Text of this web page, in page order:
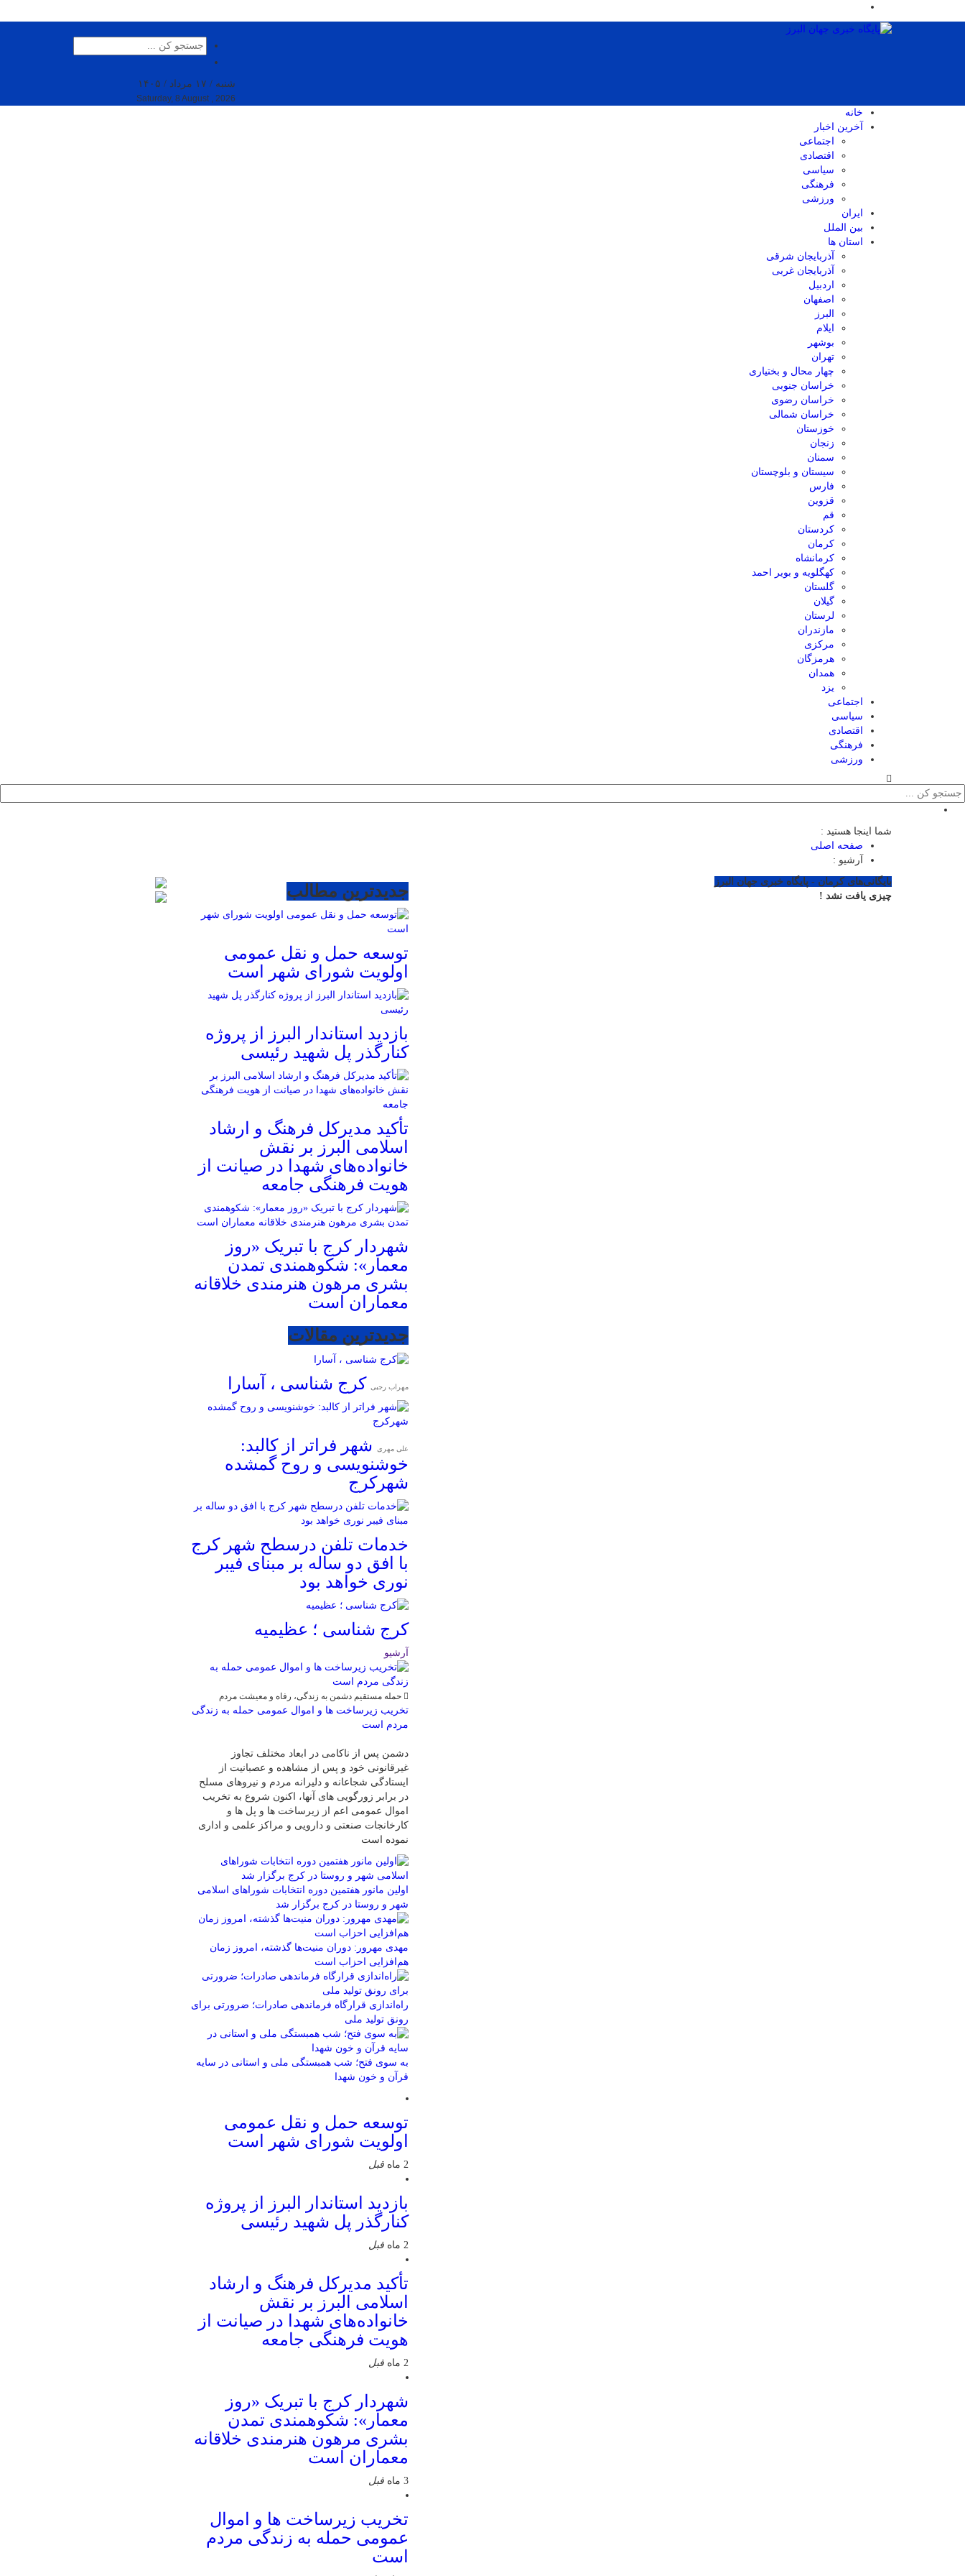
شنبه / ۱۷ مرداد / ۱۴۰۵
Saturday, 8 August , 2026
خانه
آخرین اخبار
اجتماعی
اقتصادی
سیاسی
فرهنگی
ورزشی
ایران
بین الملل
استان ها
آذربایجان شرقی
آذربایجان غربی
اردبیل
اصفهان
البرز
ایلام
بوشهر
تهران
چهار محال و بختیاری
خراسان جنوبی
خراسان رضوی
خراسان شمالی
خوزستان
زنجان
سمنان
سیستان و بلوچستان
فارس
قزوین
قم
کردستان
کرمان
کرمانشاه
کهگلویه و بویر احمد
گلستان
گیلان
لرستان
مازندران
مرکزی
هرمزگان
همدان
یزد
اجتماعی
سیاسی
اقتصادی
فرهنگی
ورزشی
شما اینجا هستید :
صفحه اصلی
آرشیو :
بایگانی‌های کرمان - پایگاه خبری جهان البرز
چیزی یافت نشد !
جدیدترین مطالب
توسعه حمل و نقل عمومی
اولویت شورای شهر است
بازدید استاندار البرز از پروژه
کنارگذر پل شهید رئیسی
تأکید مدیرکل فرهنگ و ارشاد
اسلامی البرز بر نقش
خانواده‌های شهدا در صیانت از
هویت فرهنگی جامعه
شهردار کرج با تبریک «روز
معمار»: شکوهمندی تمدن
بشری مرهون هنرمندی خلاقانه
معماران است
جدیدترین مقالات
مهراب رجبی کرج شناسی ، آسارا
علی مهری
شهر فراتر از کالبد:
خوشنویسی و روح گمشده
شهرکرج
خدمات تلفن درسطح شهر کرج
با افق دو ساله بر مبنای فیبر
نوری خواهد بود
کرج شناسی ؛ عظیمیه
آرشیو
حمله مستقیم دشمن به زندگی، رفاه و معیشت مردم
تخریب زیرساخت ها و اموال عمومی حمله به زندگی
مردم است
دشمن پس از ناکامی در ابعاد مختلف تجاوز
غیرقانونی خود و پس از مشاهده و عصبانیت از
ایستادگی شجاعانه و دلیرانه مردم و نیروهای مسلح
در برابر زورگویی های آنها، اکنون شروع به تخریب
اموال عمومی اعم از زیرساخت ها و پل ها و
کارخانجات صنعتی و دارویی و مراکز علمی و اداری
نموده است
اولین مانور هفتمین دوره انتخابات شوراهای اسلامی
شهر و روستا در کرج برگزار شد
مهدی مهرور: دوران منیت‌ها گذشته، امروز زمان
هم‌افزایی احزاب است
راه‌اندازی قرارگاه فرماندهی صادرات؛ ضرورتی برای
رونق تولید ملی
به سوی فتح؛ شب همبستگی ملی و استانی در سایه
قرآن و خون شهدا
توسعه حمل و نقل عمومی
اولویت شورای شهر است
2 ماه قبل
بازدید استاندار البرز از پروژه
کنارگذر پل شهید رئیسی
2 ماه قبل
تأکید مدیرکل فرهنگ و ارشاد
اسلامی البرز بر نقش
خانواده‌های شهدا در صیانت از
هویت فرهنگی جامعه
2 ماه قبل
شهردار کرج با تبریک «روز
معمار»: شکوهمندی تمدن
بشری مرهون هنرمندی خلاقانه
معماران است
3 ماه قبل
تخریب زیرساخت ها و اموال
عمومی حمله به زندگی مردم
است